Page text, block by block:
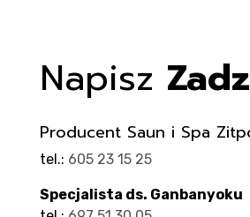
Napisz
Producent Saun i Spa
tel.: 605 23 15 25
Specjalista ds. Ganbanyoku